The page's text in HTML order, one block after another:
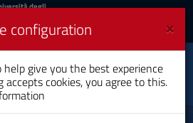
degli
UniCA News ×
configuration
give you the best experience
accepts cookies, you agree to this.